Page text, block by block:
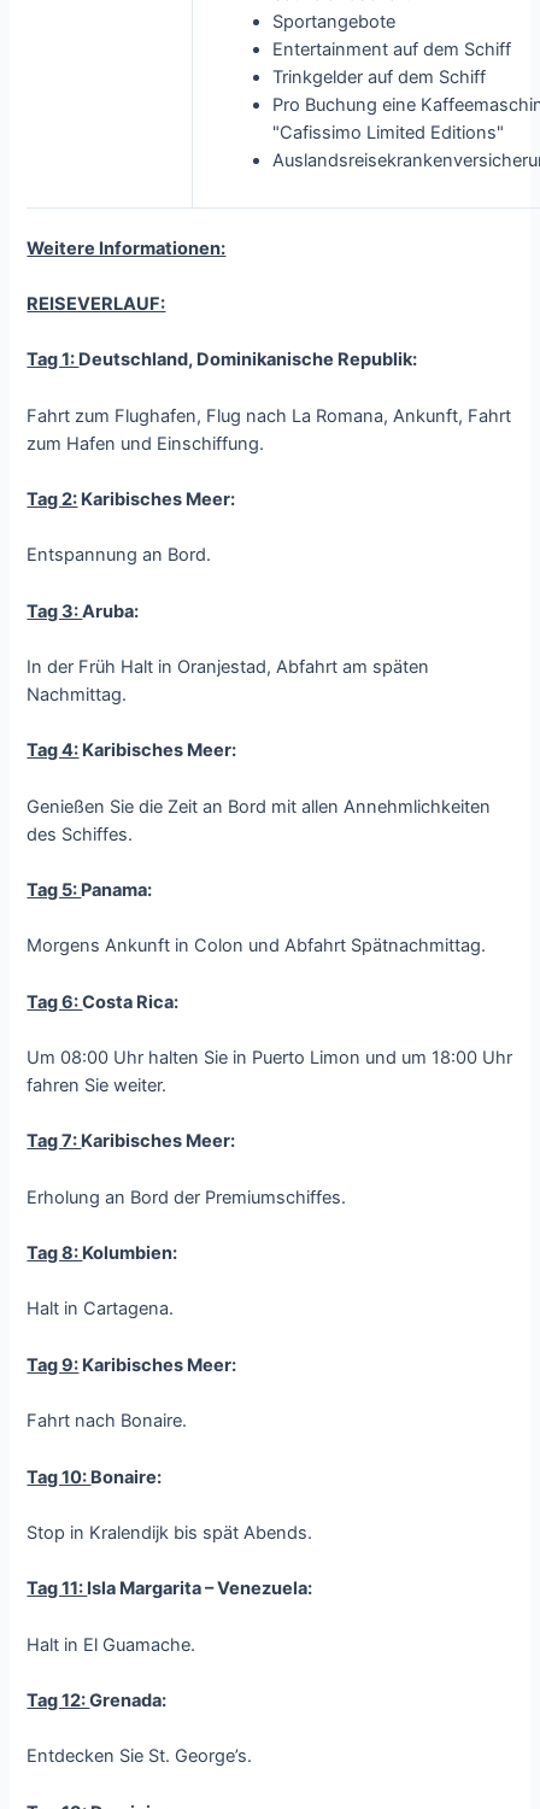
Sportangebote
Entertainment auf dem Schiff
Trinkgelder auf dem Schiff
Pro Buchung eine
"Cafissimo Limited Editions"
Weitere Informationen:
REISEVERLAUF:
Tag 1: Deutschland, Dominikanische Republik:
Fahrt zum Flughafen, Flug nach La Romana, Ankunft, Fahrt
zum Hafen und Einschiffung.
Tag 2: Karibisches Meer:
Entspannung an Bord.
Tag 3:Aruba:
In der Früh Halt in Oranjestad, Abfahrt am späten
Nachmittag.
Tag 4: Karibisches Meer:
Genießen Sie die Zeit an Bord mit allen Annehmlichkeiten
des Schiffes.
Tag 5: Panama:
Morgens Ankunft in Colon und Abfahrt Spätnachmittag.
Tag 6:Costa Rica:
Um 08:00 Uhr halten Sie in Puerto Limon und um 18:00 Uhr
fahren Sie weiter.
Tag 7: Karibisches Meer:
Erholung an Bord der Premiumschiffes.
Tag 8: Kolumbien:
Halt in Cartagena.
Tag 9: Karibisches Meer:
Fahrt nach Bonaire.
Tag 10: Bonaire:
Stop in Kralendijk bis spät Abends.
Tag 11: Isla Margarita – Venezuela:
Halt in El Guamache.
Tag 12:Grenada:
Entdecken Sie St. George’s.